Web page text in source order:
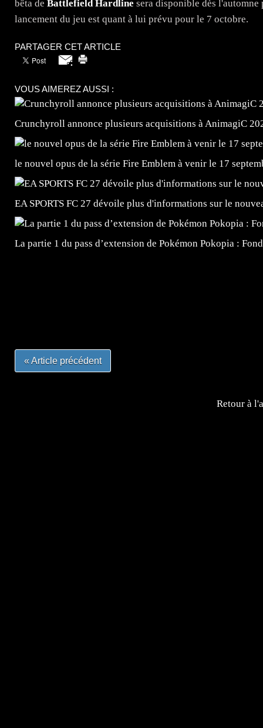
bêta de Battlefield Hardline sera disponible dès
lancement du jeu est quant à lui prévu pour le 7 octobre.
PARTAGER CET ARTICLE
VOUS AIMEREZ AUSSI :
Crunchyroll annonce plusieurs acquisitions à AnimagiC
le nouvel opus de la série Fire Emblem à venir le 17
EA SPORTS FC 27 dévoile plus d'informations sur le
La partie 1 du pass d’extension de Pokémon Pokopia :
« Article précédent
Retour à